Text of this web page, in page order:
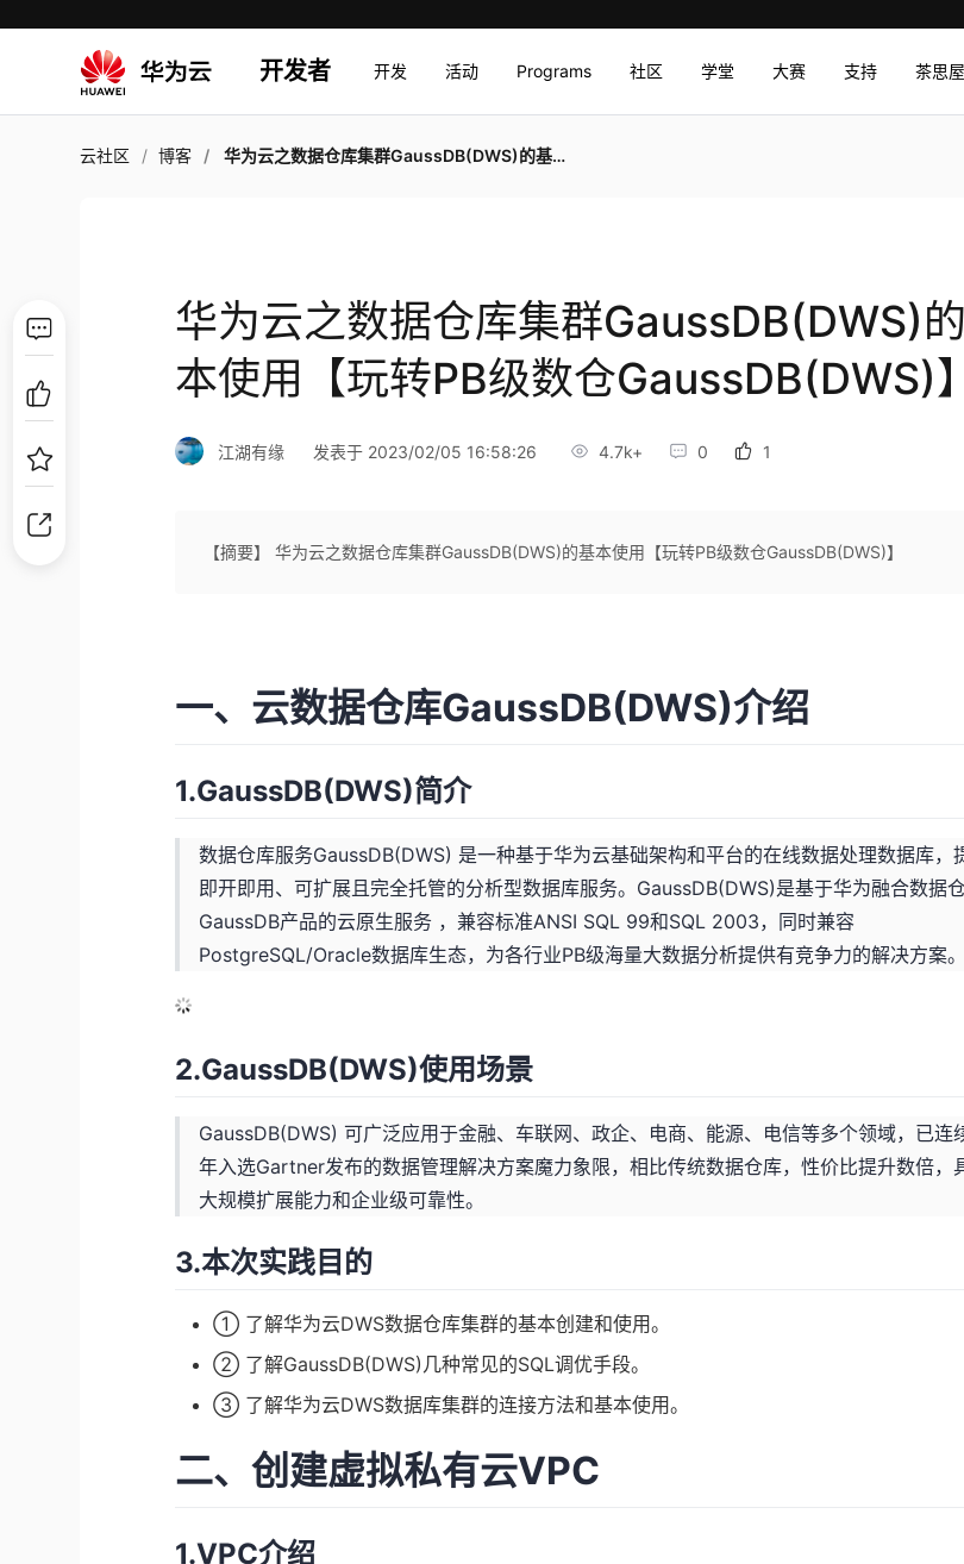
开发者 开发 活动 Programs 社区 学堂 大赛 支持 茶思屋
云社区 博客 华为云之数据仓库集群GaussDB(DWS)的基本使用【玩转PB级数仓GaussDB(DWS)】
华为云之数据仓库集群GaussDB(DWS)
本使用【玩转PB级数仓GaussDB(DWS)】
江湖有缘 发表于 2023/02/05 16:58:26 4.7k+ 0 1
【摘要】 华为云之数据仓库集群GaussDB(DWS)的基本使用【玩转PB级数仓GaussDB(DWS)】
一、云数据仓库GaussDB(DWS)介绍
1.GaussDB(DWS)简介
数据仓库服务GaussDB(DWS) 是一种基于华为云基础架构和平台的在线数据处理数据库，
即开即用、可扩展且完全托管的分析型数据库服务。GaussDB(DWS)是基于华为融合数据
GaussDB产品的云原生服务 ，兼容标准ANSI SQL 99和SQL 2003，同时兼容
PostgreSQL/Oracle数据库生态，为各行业PB级海量大数据分析提供有竞争力的解决方案。
2.GaussDB(DWS)使用场景
GaussDB(DWS) 可广泛应用于金融、车联网、政企、电商、能源、电信等多个领域，已连
年入选Gartner发布的数据管理解决方案魔力象限，相比传统数据仓库，性价比提升数倍，
大规模扩展能力和企业级可靠性。
3.本次实践目的
① 了解华为云DWS数据仓库集群的基本创建和使用。
② 了解GaussDB(DWS)几种常见的SQL调优手段。
③ 了解华为云DWS数据库集群的连接方法和基本使用。
二、创建虚拟私有云VPC
1.VPC介绍